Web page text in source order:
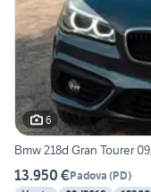
6
13.950 €Padova (PD)